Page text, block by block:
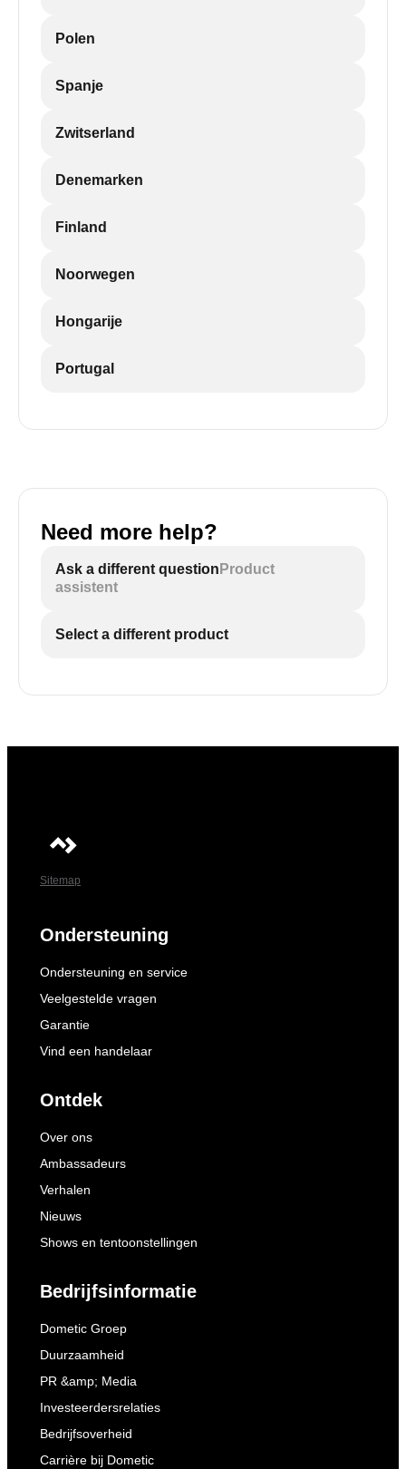
Polen
Spanje
Zwitserland
Denemarken
Finland
Noorwegen
Hongarije
Portugal
Need more help?
Ask a different question Product
assistent
Select a different product
Sitemap
Ondersteuning
Ondersteuning en service
Veelgestelde vragen
Garantie
Vind een handelaar
Ontdek
Over ons
Ambassadeurs
Verhalen
Nieuws
Shows en tentoonstellingen
Bedrijfsinformatie
Dometic Groep
Duurzaamheid
PR &amp; Media
Investeerdersrelaties
Bedrijfsoverheid
Carrière bij Dometic